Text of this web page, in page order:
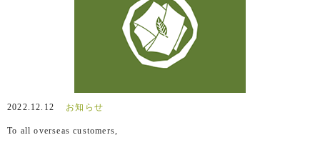
2022.12.12 お知らせ
To all overseas customers,